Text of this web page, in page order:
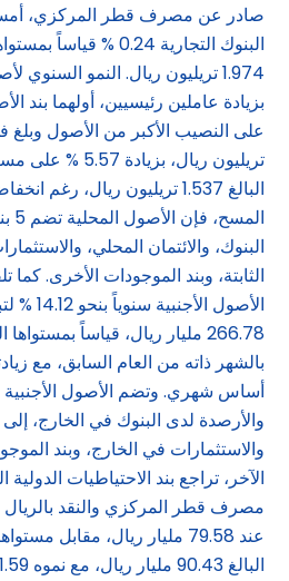
صادر عن مصرف قطر المركزي،
1.974 تريليون ريال. النمو
بزيادة عاملين رئيسيين، أولهما بند
البنوك، والائتمان المحلي،
الثابتة، وبند الموجودات الأخرى.
الأصول
أساس شهري. وتضم الأصول الأجنبية
والأرصدة لدى البنوك في الخارج،
والاستثمارات في الخارج، وبند
الآخر، تراجع بند الاحتياطيات